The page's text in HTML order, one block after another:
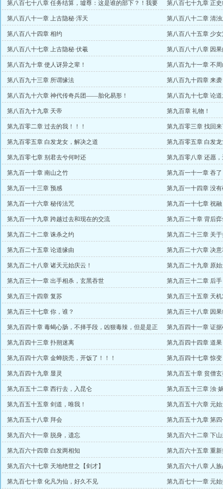
第八百七十八章 任务结算，墟尊：这是谁的部下？！我要
提拔她！
第八百七十九章 正
第八百八十一章 上古隐秘·浑天 第八百八十二章 清
第八百八十四章 相约 第八百八十五章 少
第八百八十七章 上古隐秘·伏羲 第八百八十八章 因
第八百九十章 使人讶异之辈！ 第八百九十一章 不
第八百九十三章 所谓缘法 第八百九十四章 来袭
第八百九十六章 神代传奇兵团——胎化易形！ 第八百九十七章 论
第八百九十九章 天帝 第九百章 礼物！
第九百零二章 过去的我！！！ 第九百零三章 找回来
第九百零五章 白发龙女，解决之道 第九百零五章 白发
第九百零七章 别君去兮何时还 第九百零八章 还愿
第九百一十章 南山之竹 第九百一十一章 吞了
第九百一十三章 预感 第九百一十四章 没
第九百一十六章 秘传法咒 第九百一十七章 祝融
第九百一十九章 跨越过去和现在的交流 第九百二十章 背后弈
第九百二十二章 诛杀之约 第九百二十三章 关
第九百二十五章 论道缘由 第九百二十六章 决
第九百二十八章 诸天元始庆云！ 第九百二十九章 原
第九百三十一章 出手相杀，玄黑吞世 第九百三十二章 后手
第九百三十四章 复苏 第九百三十五章 天
第九百三十七章 你，谁？ 第九百三十八章 因
第九百四十章 毒蝎心肠，不择手段，凶狠毒辣，但是是正
道柱梁！
第九百四十一章 证
第九百四十三章 扑朔迷离 第九百四十四章 道
第九百四十六章 金蝉脱壳，开饭了！！！ 第九百四十七章 惊变
第九百四十九章 显灵 第九百五十章 贫僧玄
第九百五十二章 西行去，入昆仑 第九百五十三章 浊·
第九百五十五章 剑道，唯我！ 第九百五十六章 元
第九百五十八章 拜会 第九百五十九章 第
第九百六十一章 脱身，遗忘 第九百六十二章 下山
第九百六十四章 白发两相知 第九百六十五章 重
第九百六十七章 天地绝世之【剑才】 第九百六十八章 人
第九百七十章 化凡为仙，好久不见 第九百七十一章 元